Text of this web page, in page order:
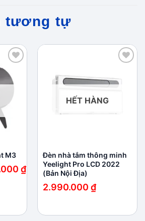
tương tự
Add to
wishlist
M3
₫
wishlist
HẾT HÀNG
Đèn nhà tắm thông minh
Yeelight Pro LCD 2022
(Bản Nội Địa)
2.990.000 ₫